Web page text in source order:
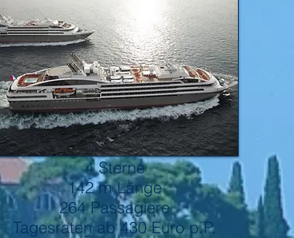
Ponant
4 Sterne
142 m Länge
264 Passagiere
Tagesraten ab 430 Euro p.P.